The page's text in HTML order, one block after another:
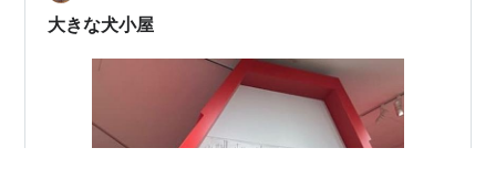
人たちはいっ…
大きな犬小屋